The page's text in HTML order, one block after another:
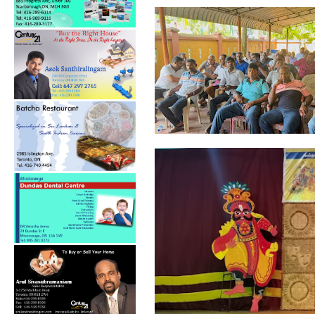
ஓய்வூதியத்தை எதிர்பார்த்த